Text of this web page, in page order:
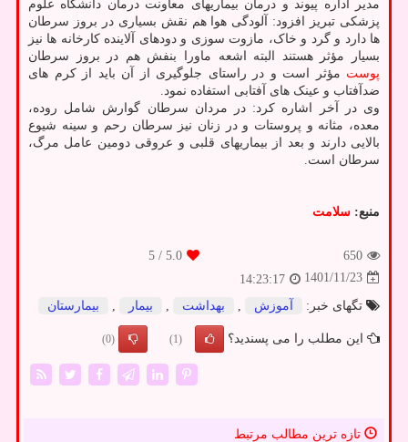
مدیر اداره پیوند و درمان بیماریهای معاونت درمان دانشگاه علوم
پزشکی تبریز افزود: آلودگی هوا هم نقش بسیاری در بروز سرطان
ها دارد و گرد و خاک، مازوت سوزی و دودهای آلاینده کارخانه ها نیز
بسیار مؤثر هستند البته اشعه ماورا بنفش هم در بروز سرطان
پوست مؤثر است و در راستای جلوگیری از آن باید از کرم های
ضدآفتاب و عینک های آفتابی استفاده نمود.
وی در آخر اشاره کرد: در مردان سرطان گوارش شامل روده،
معده، مثانه و پروستات و در زنان نیز سرطان رحم و سینه شیوع
بالایی دارند و بعد از بیماریهای قلبی و عروقی دومین عامل مرگ،
سرطان است.
منبع: سلامت
650
5.0
/ 5
1401/11/23
14:23:17
تگهای خبر:
آموزش بهداشت بیمار بیمارستان
این مطلب را می پسندید؟ (1)
(0)
تازه ترین مطالب مرتبط